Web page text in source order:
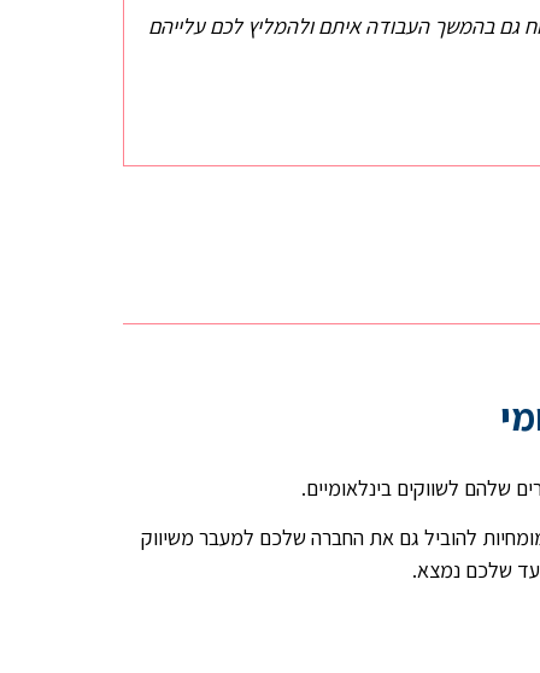
גם בהמשך העבודה איתם ולהמליץ לכם עלייהם
להוביל גם את החברה שלכם למעבר משיווק
שלכם נמצא.